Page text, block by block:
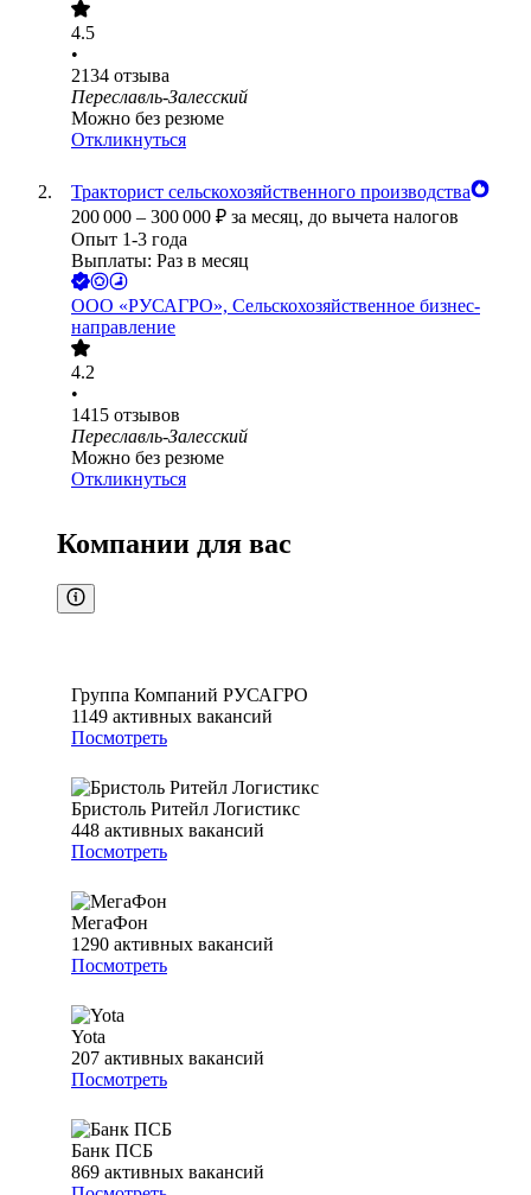
4.5
•
2134 отзыва
Переславль-Залесский
Можно без резюме
Откликнуться
Тракторист сельскохозяйственного производства
200 000 – 300 000 ₽ за месяц, до вычета налогов
Опыт 1-3 года
Выплаты: Раз в месяц
ООО «РУСАГРО», Сельскохозяйственное бизнес-
направление
4.2
•
1415 отзывов
Переславль-Залесский
Можно без резюме
Откликнуться
Компании для вас
Группа Компаний РУСАГРО
1149 активных вакансий
Посмотреть
Бристоль Ритейл Логистикс
448 активных вакансий
Посмотреть
МегаФон
1290 активных вакансий
Посмотреть
Yota
207 активных вакансий
Посмотреть
Банк ПСБ
869 активных вакансий